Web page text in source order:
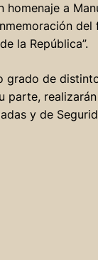
a
la República”.
de
parte,
y de